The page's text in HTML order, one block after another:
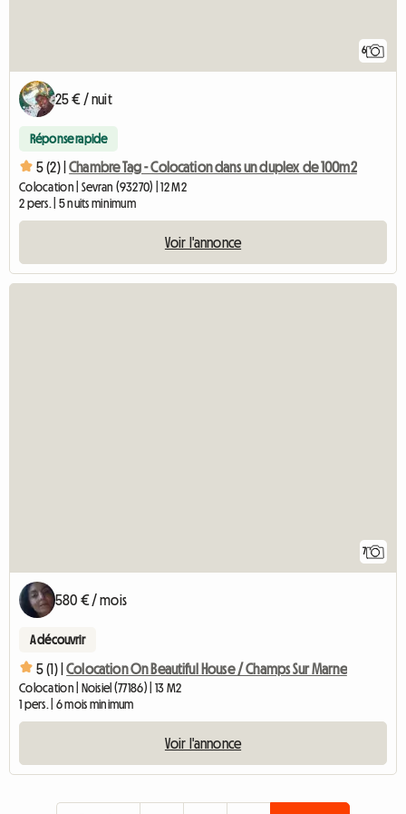
6
25 € / nuit
Réponse rapide
5 (2) | Chambre Tag - Colocation dans un duplex de 100m2
Colocation | Sevran (93270) | 12 M2
2 pers. | 5 nuits minimum
Voir l'annonce
7
580 € / mois
A découvrir
5 (1) | Colocation On Beautiful House / Champs Sur Marne
Colocation | Noisiel (77186) | 13 M2
1 pers. | 6 mois minimum
Voir l'annonce